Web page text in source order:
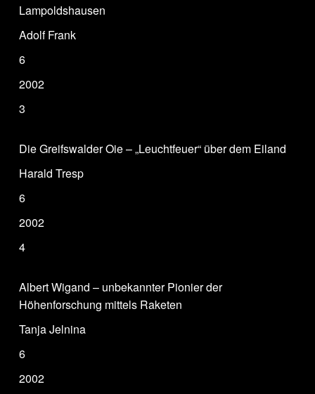
Lampoldshausen
Adolf Frank
6
2002
3
Die Greifswalder Oie – „Leuchtfeuer“ über dem Eiland
Harald Tresp
6
2002
4
Albert Wigand – unbekannter Pionier der
Höhenforschung mittels Raketen
Tanja Jelnina
6
2002